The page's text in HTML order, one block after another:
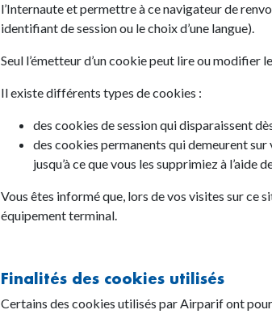
l’Internaute et permettre à ce navigateur de
identifiant de session ou le choix d’une langue).
Seul l’émetteur d’un cookie peut lire ou modifier
Il existe différents types de cookies :
des cookies de session qui disparaissent
des cookies permanents qui demeurent
jusqu’à ce que vous les supprimiez à
Vous êtes informé que, lors de vos visites sur ce
équipement terminal.
Finalités des cookies utilisés
Certains des cookies utilisés par Airparif ont